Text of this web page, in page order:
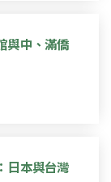
與中、滿僑
日本與台灣